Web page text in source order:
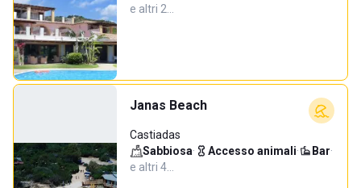
e altri 2…
Janas Beach
Castiadas
Sabbiosa· Accesso animali· Bar·
e altri 4…